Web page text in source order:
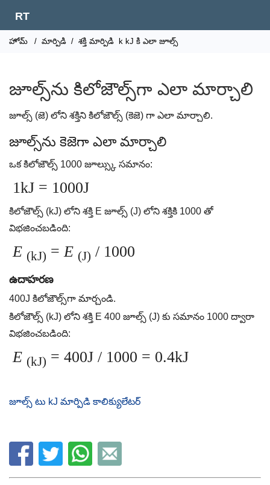
RT
హోమ్ / మార్పిడి / శక్తి మార్పిడి k kJ కి ఎలా జూల్స్
జూల్స్‌ను కిలోజౌల్స్‌గా ఎలా మార్చాలి
జూల్స్ (జె) లోని శక్తిని కిలోజౌల్స్ (కెజె) గా ఎలా మార్చాలి.
జూల్స్‌ను కెజెగా ఎలా మార్చాలి
ఒక కిలోజౌల్స్ 1000 జూల్స్కు సమానం:
1kJ = 1000J
కిలోజౌల్స్ (kJ) లోని శక్తి E జూల్స్ (J) లోని శక్తికి 1000 తో
విభజించబడింది:
E (kJ) =E (J) / 1000
ఉదాహరణ
400J కిలోజౌల్స్‌గా మార్చండి.
కిలోజౌల్స్ (kJ) లోని శక్తి E 400 జూల్స్ (J) కు సమానం 1000 ద్వారా
విభజించబడింది:
E (kJ) = 400J / 1000 = 0.4kJ
జూల్స్ టు kJ మార్పిడి కాలిక్యులేటర్